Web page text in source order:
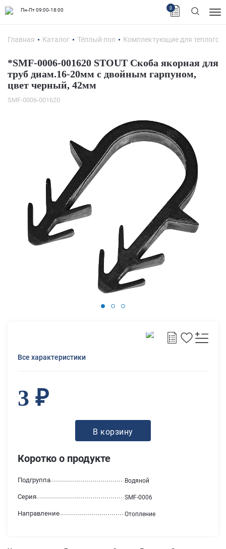
Пн-Пт 09:00-18:00 0
Главная Каталог Тёплый пол Комплектующие для теплого
*SMF-0006-001620 STOUT Скоба якорная для
труб диам.16-20мм с двойным гарпуном,
цвет черный, 42мм
SMF-0006-001620
Коротко о продукте
Направление Отопление
Подгруппа Водяной
Серия SMF-0006
Все характеристики
3 ₽
В корзину